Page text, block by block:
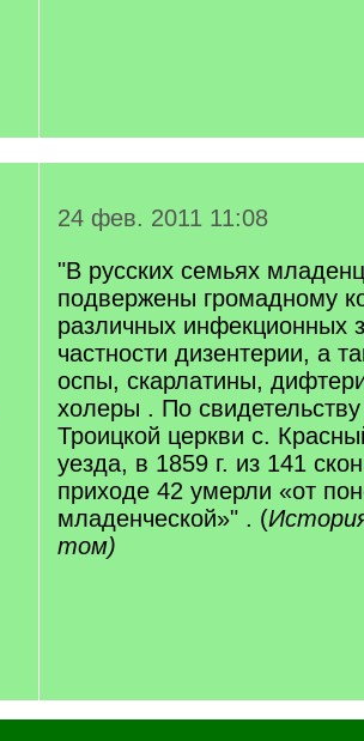
24 фев. 2011 11:08
"В русских семьях
подвержены громадному
различных инфекционных
частности дизентерии, а
оспы, скарлатины,
холеры . По
Троицкой церкви с.
уезда, в 1859 г. из 141
приходе 42 умерли «от
младенческой»" . (
том)